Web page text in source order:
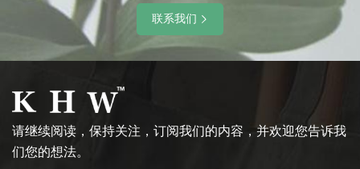
联系我们
请继续阅读，保持关注，订阅我们的内容，并欢迎您告诉我
们您的想法。